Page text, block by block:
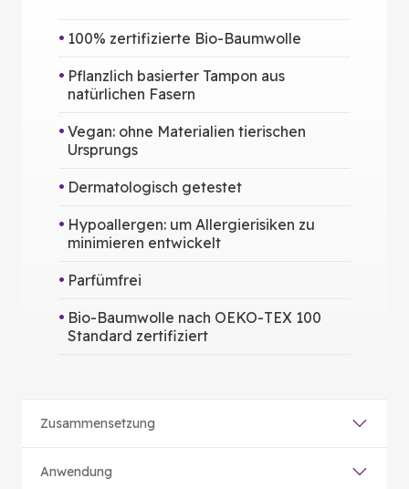
100% zertifizierte Bio-Baumwolle
Pflanzlich basierter Tampon aus
natürlichen Fasern
Vegan: ohne Materialien tierischen
Ursprungs
Dermatologisch getestet
Hypoallergen: um Allergierisiken zu
minimieren entwickelt
Parfümfrei
Bio-Baumwolle nach OEKO-TEX 100
Standard zertifiziert
Zusammensetzung
Anwendung